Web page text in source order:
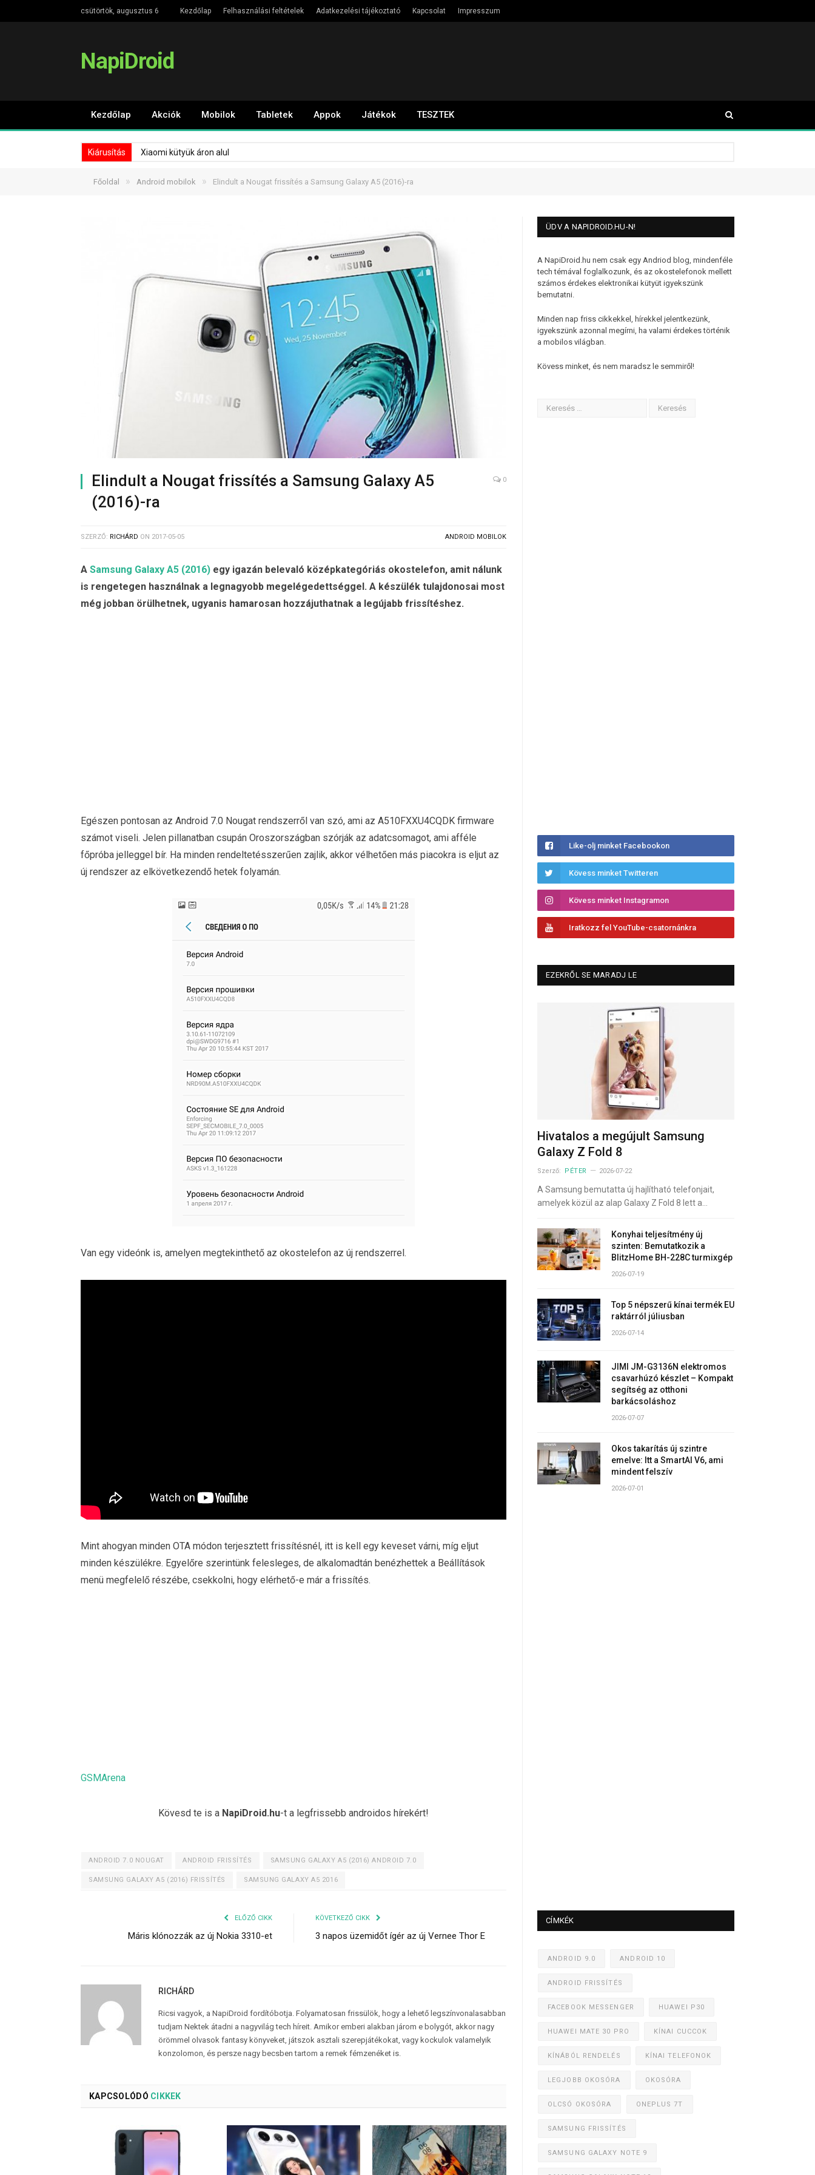
csütörtök, augusztus 6 Kezdőlap Felhasználási feltételek Adatkezelési tájékoztató Kapcsolat Impresszum
NapiDroid
Kezdőlap Akciók Mobilok Tabletek Appok Játékok TESZTEK
Kiárusítás Xiaomi kütyük áron alul
Főoldal » Android mobilok » Elindult a Nougat frissítés a Samsung Galaxy A5 (2016)-ra
Elindult a Nougat frissítés a Samsung Galaxy A5
(2016)-ra
0
SZERZŐ: RICHÁRD ON 2017-05-05 ANDROID MOBILOK
A Samsung Galaxy A5 (2016) egy igazán belevaló középkategóriás okostelefon, amit nálunk
is rengetegen használnak a legnagyobb megelégedettséggel. A készülék tulajdonosai most
még jobban örülhetnek, ugyanis hamarosan hozzájuthatnak a legújabb frissítéshez.
Egészen pontosan az Android 7.0 Nougat rendszerről van szó, ami az A510FXXU4CQDK firmware
számot viseli. Jelen pillanatban csupán Oroszországban szórják az adatcsomagot, ami afféle
főpróba jelleggel bír. Ha minden rendeltetésszerűen zajlik, akkor vélhetően más piacokra is eljut az
új rendszer az elkövetkezendő hetek folyamán.
Van egy videónk is, amelyen megtekinthető az okostelefon az új rendszerrel.
Mint ahogyan minden OTA módon terjesztett frissítésnél, itt is kell egy keveset várni, míg eljut
minden készülékre. Egyelőre szerintünk felesleges, de alkalomadtán benézhettek a Beállítások
menü megfelelő részébe, csekkolni, hogy elérhető-e már a frissítés.
GSMArena
Kövesd te is a NapiDroid.hu-t a legfrissebb androidos hírekért!
ANDROID 7.0 NOUGAT ANDROID FRISSÍTÉS SAMSUNG GALAXY A5 (2016) ANDROID 7.0
SAMSUNG GALAXY A5 (2016) FRISSÍTÉS SAMSUNG GALAXY A5 2016
ELŐZŐ CIKK
Máris klónozzák az új Nokia 3310-et
KÖVETKEZŐ CIKK
3 napos üzemidőt ígér az új Vernee Thor E
RICHÁRD
Ricsi vagyok, a NapiDroid fordítóbotja. Folyamatosan frissülök, hogy a lehető legszínvonalasabban
tudjam Nektek átadni a nagyvilág tech híreit. Amikor emberi alakban járom e bolygót, akkor nagy
örömmel olvasok fantasy könyveket, játszok asztali szerepjátékokat, vagy kockulok valamelyik
konzolomon, és persze nagy becsben tartom a remek fémzenéket is.
KAPCSOLÓDÓ CIKKEK
ÜDV A NAPIDROID.HU-N!
A NapiDroid.hu nem csak egy Andriod blog, mindenféle
tech témával foglalkozunk, és az okostelefonok mellett
számos érdekes elektronikai kütyüt igyekszünk
bemutatni.
Minden nap friss cikkekkel, hírekkel jelentkezünk,
igyekszünk azonnal megírni, ha valami érdekes történik
a mobilos világban.
Kövess minket, és nem maradsz le semmiről!
Like-olj minket Facebookon
Kövess minket Twitteren
Kövess minket Instagramon
Iratkozz fel YouTube-csatornánkra
EZEKRŐL SE MARADJ LE
Hivatalos a megújult Samsung
Galaxy Z Fold 8
Szerző: PÉTER 2026-07-22
A Samsung bemutatta új hajlítható telefonjait,
amelyek közül az alap Galaxy Z Fold 8 lett a…
Konyhai teljesítmény új
szinten: Bemutatkozik a
BlitzHome BH-228C turmixgép
2026-07-19
Top 5 népszerű kínai termék EU
raktárról júliusban
2026-07-14
JIMI JM-G3136N elektromos
csavarhúzó készlet – Kompakt
segítség az otthoni
barkácsoláshoz
2026-07-07
Okos takarítás új szintre
emelve: Itt a SmartAI V6, ami
mindent felszív
2026-07-01
CÍMKÉK
ANDROID 9.0 ANDROID 10
ANDROID FRISSÍTÉS
FACEBOOK MESSENGER HUAWEI P30
HUAWEI MATE 30 PRO KÍNAI CUCCOK
KÍNÁBÓL RENDELÉS KÍNAI TELEFONOK
LEGJOBB OKOSÓRA OKOSÓRA
OLCSÓ OKOSÓRA ONEPLUS 7T
SAMSUNG FRISSÍTÉS
SAMSUNG GALAXY NOTE 9